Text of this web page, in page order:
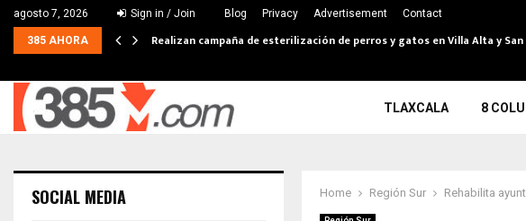
agosto 7, 2026 Sign in / Join Blog Privacy Advertisement Contact
385 AHORA Realizan campaña de esterilización de perros y gatos en Villa Alta y
TLAXCALA 8
Home Región Sur Rehabilita
SOCIAL MEDIA